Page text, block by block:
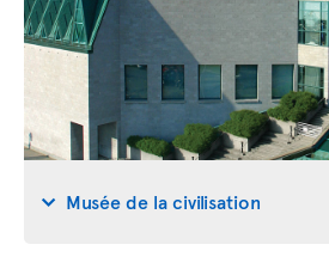
Musée de la civilisation